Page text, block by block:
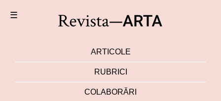
☰
ARTICOLE
RUBRICI
COLABORĂRI